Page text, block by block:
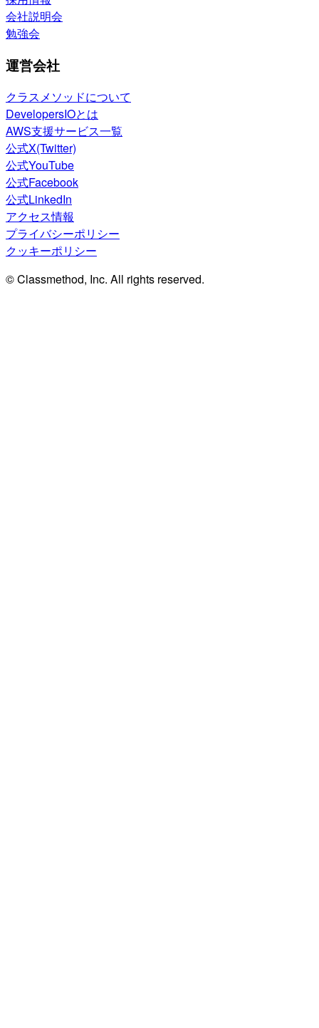
会社説明会
勉強会
運営会社
クラスメソッドについて
DevelopersIOとは
AWS支援サービス一覧
公式X(Twitter)
公式YouTube
公式Facebook
公式LinkedIn
アクセス情報
プライバシーポリシー
クッキーポリシー
© Classmethod, Inc. All rights reserved.